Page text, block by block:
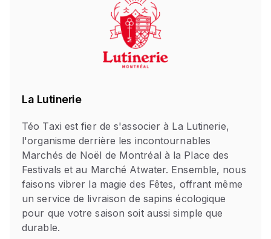
La Lutinerie
Téo Taxi est fier de s'associer à La Lutinerie,
l'organisme derrière les incontournables
Marchés de Noël de Montréal à la Place des
Festivals et au Marché Atwater. Ensemble, nous
faisons vibrer la magie des Fêtes, offrant même
un service de livraison de sapins écologique
pour que votre saison soit aussi simple que
durable.